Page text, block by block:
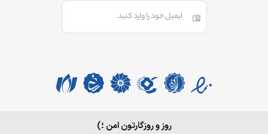
ایمیل خود را وارد کنید.
روز و روزگارتون امن ؛)